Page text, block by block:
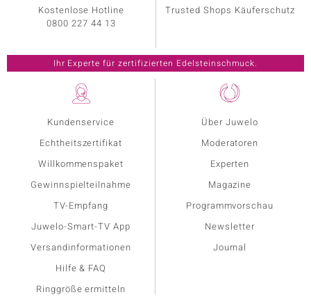
Kostenlose Hotline
0800 227 44 13
Trusted Shops Käuferschutz
Kundenservice
Echtheitszertifikat
Willkommenspaket
Gewinnspielteilnahme
TV-Empfang
Juwelo-Smart-TV App
Versandinformationen
Hilfe & FAQ
Ringgröße ermitteln
Über Juwelo
Moderatoren
Experten
Magazine
Programmvorschau
Newsletter
Journal